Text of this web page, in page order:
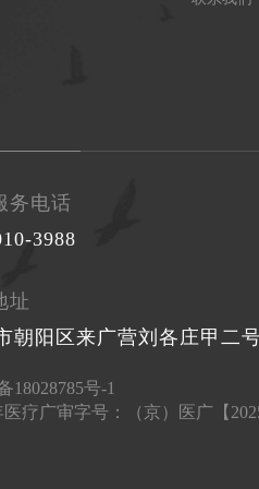
务电话
3988
址
朝阳区来广营刘各庄甲二
18028785号-1
医疗广审字号：（京）医广【